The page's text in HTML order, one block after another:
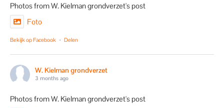
Photos from W. Kielman grondverzet's post
Foto
Bekijk op Facebook · Delen
W. Kielman grondverzet
3 months ago
Photos from W. Kielman grondverzet's post